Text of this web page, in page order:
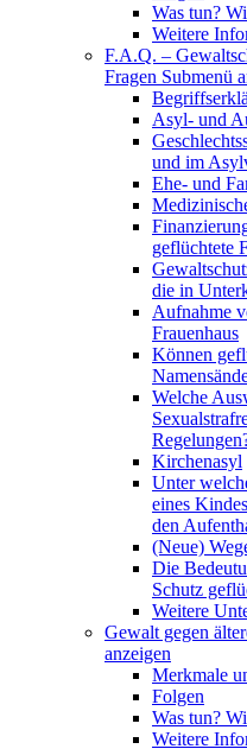
Was tun?
Weitere
F.A.Q. –
Fragen Submenü
Asyl- und
und im
Ehe- und
geflüchtete
die in
Aufnahme
Frauenhaus
Können
Welche
Kirchenasyl
Unter
eines
den
(Neue)
Die
Schutz
Weitere
Gewalt gegen
anzeigen
Merkmale
Folgen
Was tun?
Weitere